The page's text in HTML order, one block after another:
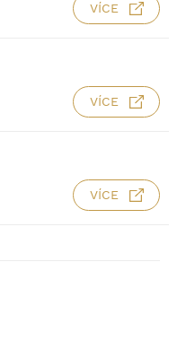
VÍCE
VÍCE
VÍCE